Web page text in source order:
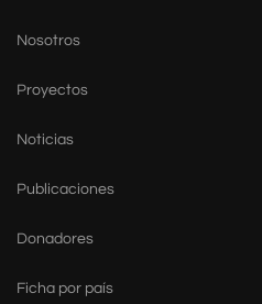
Nosotros
Proyectos
Noticias
Publicaciones
Donadores
Ficha por país